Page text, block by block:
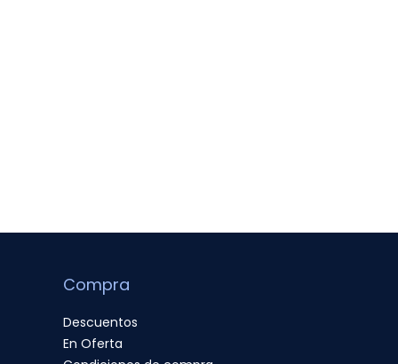
Compra
Descuentos
En Oferta